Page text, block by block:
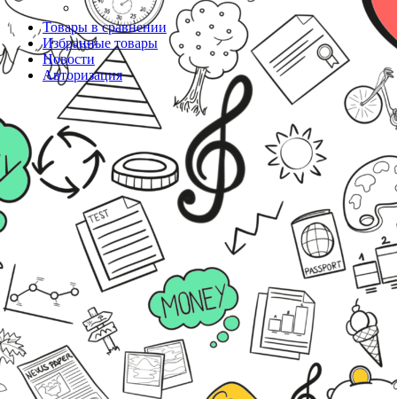
Товары в сравнении
Избранные товары
Новости
Авторизация